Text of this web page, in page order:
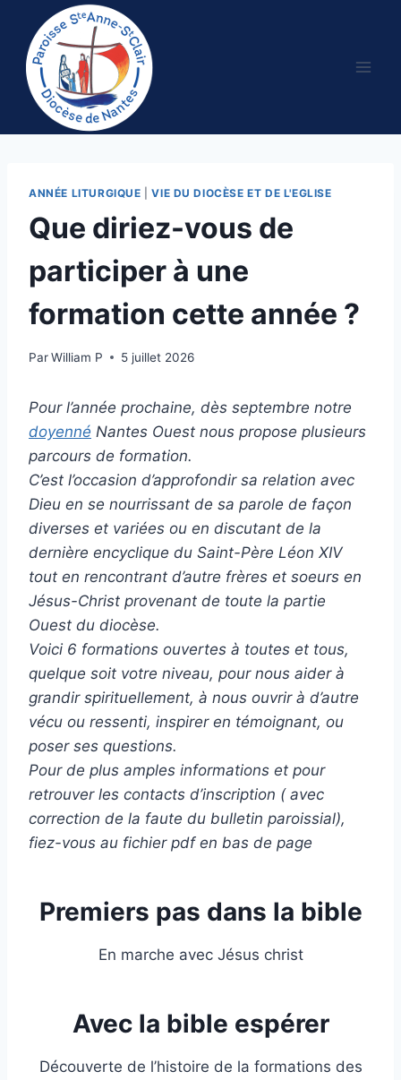
contenu
ANNÉE LITURGIQUE |VIE DU DIOCÈSE ET DE L'EGLISE
Que diriez-vous de
participer à une
formation cette année ?
ParWilliam P 5 juillet 2026
Pour l’année prochaine, dès septembre notre
doyenné Nantes Ouest nous propose plusieurs
parcours de formation.
C’est l’occasion d’approfondir sa relation avec
Dieu en se nourrissant de sa parole de façon
diverses et variées ou en discutant de la
dernière encyclique du Saint-Père Léon XIV
tout en rencontrant d’autre frères et soeurs en
Jésus-Christ provenant de toute la partie
Ouest du diocèse.
Voici 6 formations ouvertes à toutes et tous,
quelque soit votre niveau, pour nous aider à
grandir spirituellement, à nous ouvrir à d’autre
vécu ou ressenti, inspirer en témoignant, ou
poser ses questions.
Pour de plus amples informations et pour
retrouver les contacts d’inscription ( avec
correction de la faute du bulletin paroissial),
fiez-vous au fichier pdf en bas de page
Premiers pas dans la bible
En marche avec Jésus christ
Avec la bible espérer
Découverte de l’histoire de la formations des